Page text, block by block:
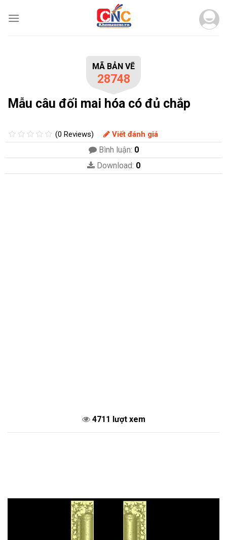
MÃ BẢN VẼ
28748
Mẫu câu đối mai hóa có đủ chắp
(0 Reviews) Viết đánh giá
Bình luận: 0
Download: 0
4711 lượt xem